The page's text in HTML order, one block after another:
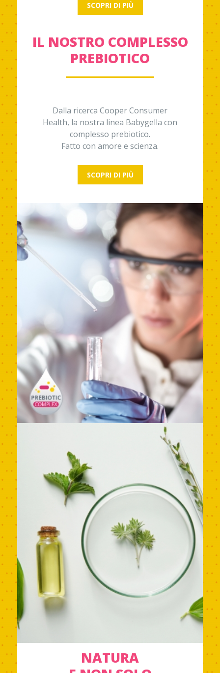
SCOPRI DI PIÙ
IL NOSTRO COMPLESSO
PREBIOTICO
Dalla ricerca Cooper Consumer
Health, la nostra linea Babygella con
complesso prebiotico.
Fatto con amore e scienza.
SCOPRI DI PIÙ
NATURA